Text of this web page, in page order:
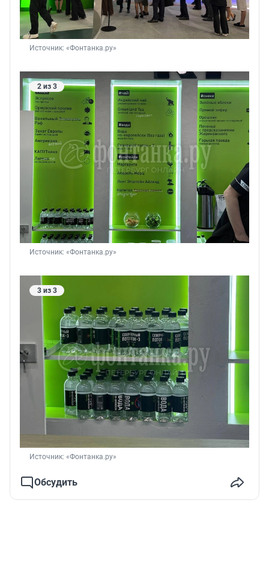
Источник: «Фонтанка.ру»
2 из 3
Источник: «Фонтанка.ру»
3 из 3
Источник: «Фонтанка.ру»
Обсудить